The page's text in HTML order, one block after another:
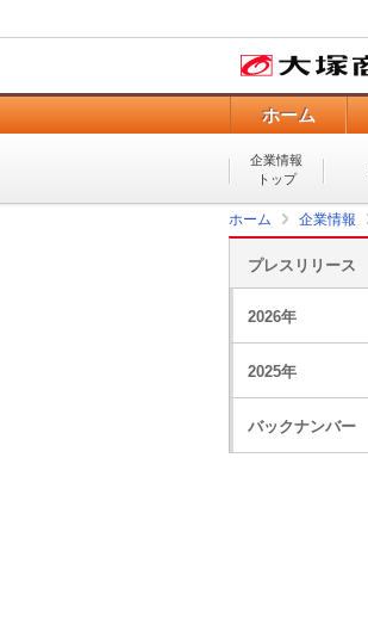
ホーム
企業情報
トップ
ホーム 企業情報
プレスリリース
2026年
2025年
バックナンバー